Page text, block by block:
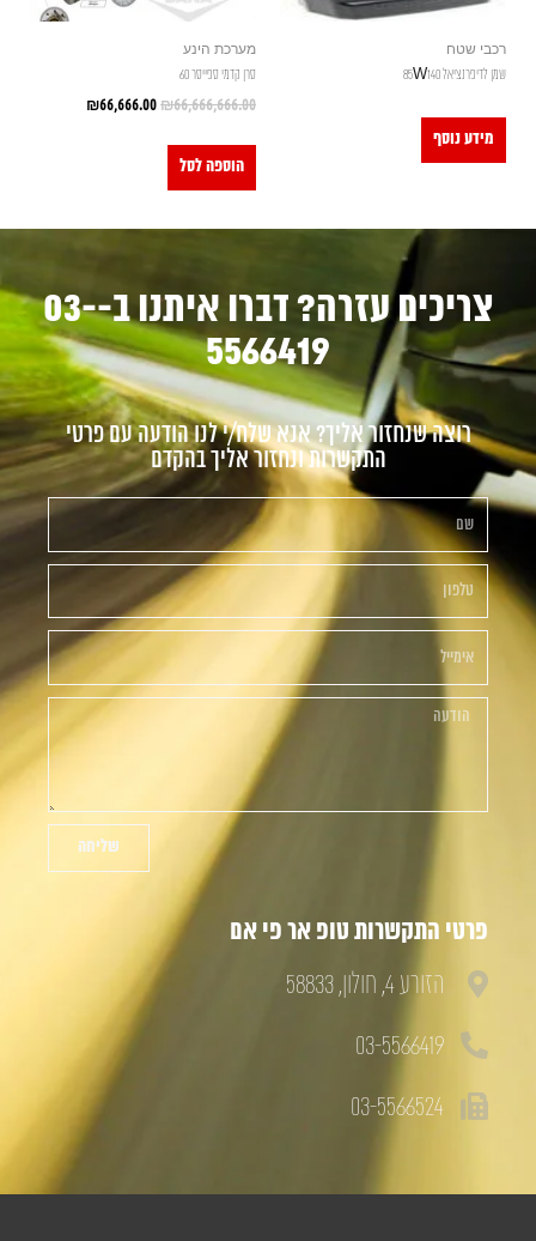
רכבי שטח
שמן לדיפרנציאל 85W140
מידע נוסף
מערכת הינע
סרן קדמי ספייסר 60
₪66,666,666.00
₪66,666.00
הוספה לסל
צריכים עזרה? דברו איתנו ב-03-
5566419
רוצה שנחזור אליך? אנא שלח/י לנו הודעה עם פרטי
התקשרות ונחזור אליך בהקדם
שליחה
פרטי התקשרות טופ אר פי אם
הזורע 4, חולון, 58833
03-5566419
03-5566524